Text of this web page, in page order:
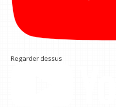
Regarder dessus